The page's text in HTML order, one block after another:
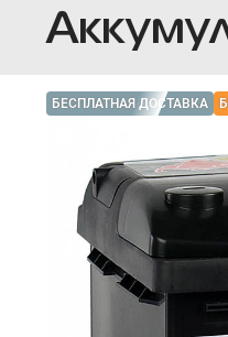
БЕСПЛАТНАЯ ДОСТАВКА